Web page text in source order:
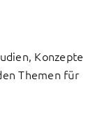
Konzepte
Themen für